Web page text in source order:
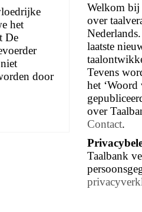
het
De
door
Welkom bij
over
laatste
Tevens
het ‘Woord
over
Contact.
Taalbank